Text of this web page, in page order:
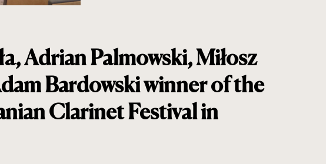
Adrian Palmowski, Miłosz
Bardowski winner of the
Clarinet Festival in